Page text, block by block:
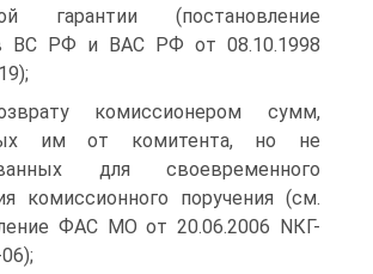
гарантии (постановление
ВС РФ и ВАС РФ от 08.10.1998
комиссионером сумм,
им от комитента, но не
для своевременного
комиссионного поручения (см.
ФАС МО от 20.06.2006 NКГ-